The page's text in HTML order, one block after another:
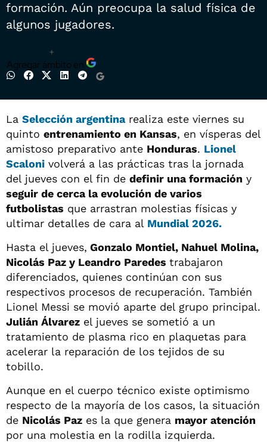
formación. Aún preocupa la salud física de
algunos jugadores.
+
Agregar ámbito en
La Selección argentinarealiza este viernes su
quinto entrenamiento en Kansas, en vísperas del
amistoso preparativo ante Honduras. Lionel
Scaloni volverá a las prácticas tras la jornada
del jueves con el fin de definir una formación y
seguir de cerca la evolución de varios
futbolistas que arrastran molestias físicas y
ultimar detalles de cara al Mundial 2026.
Hasta el jueves, Gonzalo Montiel, Nahuel Molina,
Nicolás Paz y Leandro Paredes trabajaron
diferenciados, quienes continúan con sus
respectivos procesos de recuperación. También
Lionel Messi se movió aparte del grupo principal.
Julián Álvarez el jueves se sometió a un
tratamiento de plasma rico en plaquetas para
acelerar la reparación de los tejidos de su
tobillo.
Aunque en el cuerpo técnico existe optimismo
respecto de la mayoría de los casos, la situación
de Nicolás Paz es la que genera mayor atención
por una molestia en la rodilla izquierda.